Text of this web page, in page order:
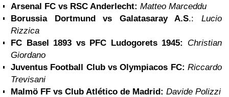
Arsenal FC vs RSC Anderlecht: Matteo Marceddu
Borussia Dortmundvs Galatasaray A.S.:Lucio
Rizzica
FC Basel 1893 vs PFC Ludogorets 1945:
Christian
Giordano
Juventus Football Club vs Olympiacos FC: Riccardo
Trevisani
Malmö FF vs Club Atlético de Madrid: Davide Polizzi